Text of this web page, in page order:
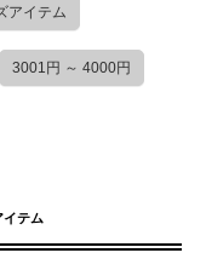
アイテム
3001円 ～ 4000円
イテム